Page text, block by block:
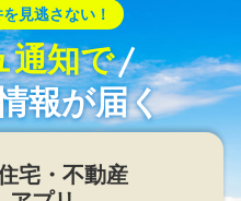
見逃さない！
通知で
報が届く
宅・不動産